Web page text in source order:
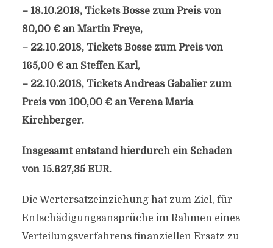
– 18.10.2018, Tickets Bosse zum Preis von
80,00 € an Martin Freye,
– 22.10.2018, Tickets Bosse zum Preis von
165,00 € an Steffen Karl,
– 22.10.2018, Tickets Andreas Gabalier zum
Preis von 100,00 € an Verena Maria
Kirchberger.
Insgesamt entstand hierdurch ein Schaden
von 15.627,35 EUR.
Die Wertersatzeinziehung hat zum Ziel, für
Entschädigungsansprüche im Rahmen eines
Verteilungsverfahrens finanziellen Ersatz zu